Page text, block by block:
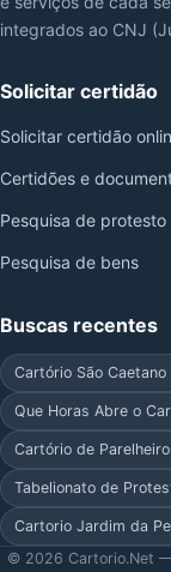
integrados ao CNJ
Solicitar certidão
Solicitar certidão
Certidões e
Pesquisa de protesto
Pesquisa de bens
Buscas recentes
Cartório São Caetano
Que Horas Abre o
Cartório de
Tabelionato de
Cartorio Jardim da
© 2026 Cartorio.Net